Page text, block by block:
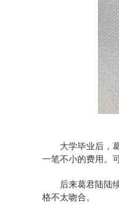
大学毕业后，葛
一笔不小的费用。
后来葛君陆陆续
格不太吻合。